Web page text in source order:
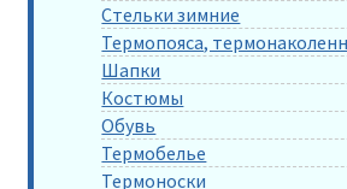
Стельки зимние
Термопояса,
Шапки
Костюмы
Обувь
Термобелье
Термоноски